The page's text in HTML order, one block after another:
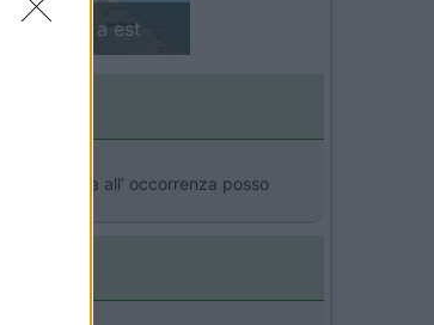
sentiero
pesce ma all' occorrenza posso